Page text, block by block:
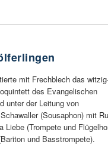
mit Frechblech das
des Evangelischen
unter der Leitung von
(Sousaphon) mit
Liebe (Trompete und
und Basstrompete).